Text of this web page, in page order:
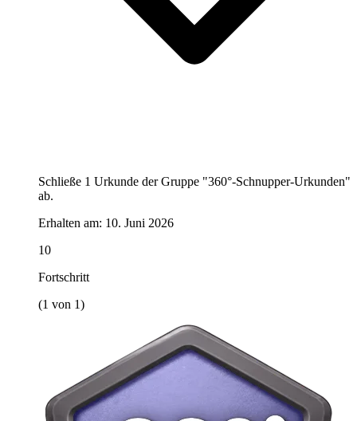
Schließe 1 Urkunde der Gruppe "360°-Schnupper-Urkunden"
ab.
Erhalten am: 10. Juni 2026
10
Fortschritt
(1 von 1)